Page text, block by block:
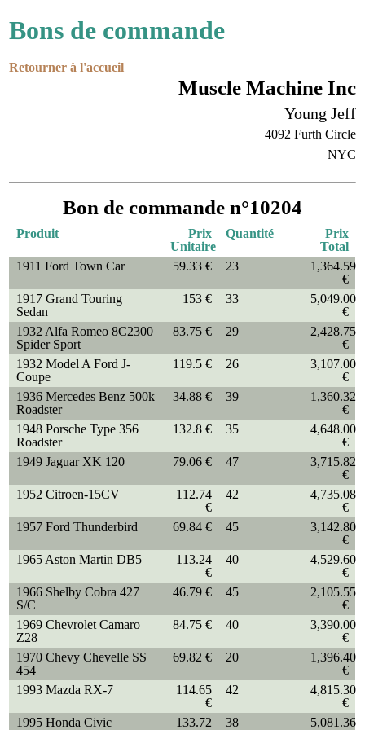
Bons de commande
Retourner à l'accueil
Muscle Machine Inc
Young Jeff
4092 Furth Circle
NYC
Bon de commande n°10204
Produit
Prix
Unitaire
Quantité
Prix
Total
1911 Ford Town Car
59.33 € 23
1,364.59
€
1917 Grand Touring
Sedan
153 € 33
5,049.00
€
1932 Alfa Romeo 8C2300
Spider Sport
83.75 € 29
2,428.75
€
1932 Model A Ford J-
Coupe
119.5 € 26
3,107.00
€
1936 Mercedes Benz 500k
Roadster
34.88 € 39
1,360.32
€
1948 Porsche Type 356
Roadster
132.8 € 35
4,648.00
€
1949 Jaguar XK 120
79.06 € 47
3,715.82
€
1952 Citroen-15CV
112.74
€
42
4,735.08
€
1957 Ford Thunderbird
69.84 € 45
3,142.80
€
1965 Aston Martin DB5
113.24
€
40
4,529.60
€
1966 Shelby Cobra 427
S/C
46.79 € 45
2,105.55
€
1969 Chevrolet Camaro
Z28
84.75 € 40
3,390.00
€
1970 Chevy Chevelle SS
454
69.82 € 20
1,396.40
€
1993 Mazda RX-7
114.65
€
42
4,815.30
€
1995 Honda Civic
133.72
38
5,081.36